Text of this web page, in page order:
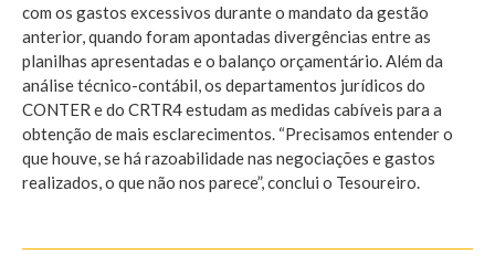
com os gastos excessivos durante o mandato da gestão
anterior, quando foram apontadas divergências entre as
planilhas apresentadas e o balanço orçamentário. Além da
análise técnico-contábil, os departamentos jurídicos do
CONTER e do CRTR4 estudam as medidas cabíveis para a
obtenção de mais esclarecimentos. “Precisamos entender o
que houve, se há razoabilidade nas negociações e gastos
realizados, o que não nos parece”, conclui o Tesoureiro.